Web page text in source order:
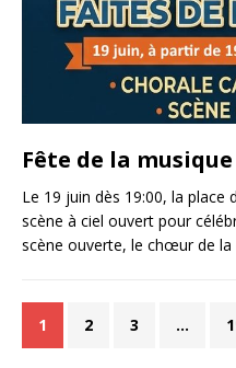
Fête de la
Le 19 juin dès 19:00, la
scène à ciel ouvert pour
scène ouverte, le chœur de
1 2 3 …